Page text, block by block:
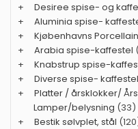
+
Desiree spise- og
+
Aluminia spise-
+
Kjøbenhavns
+
Arabia spise-kaffestel
+
Knabstrup spise-
+
Diverse spise- kaffestel
+
Platter / årsklokker/
Lamper/belysning (33)
+
Bestik sølvplet, stål